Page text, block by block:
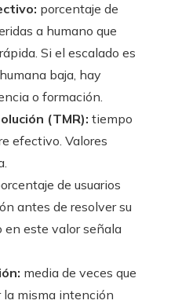
porcentaje de
a humano que
Si el escalado es
baja, hay
o formación.
(TMR): tiempo
efectivo. Valores
de usuarios
antes de resolver su
en este valor señala
media de veces que
la misma intención